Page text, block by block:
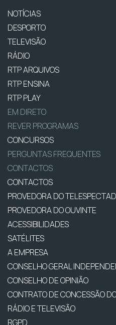
NOTÍCIAS
DESPORTO
TELEVISÃO
RÁDIO
RTP ARQUIVOS
RTP ENSINA
RTP PLAY
EM DIRETO
REVER PROGRAMAS
CONCURSOS
PERGUNTAS FREQUENTES
CONTACTOS
CONTACTOS
PROVEDORA DO
PROVEDORA DO OUVINTE
ACESSIBILIDADES
SATÉLITES
A EMPRESA
CONSELHO GERAL
CONSELHO DE OPINIÃO
CONTRATO DE CONCESSÃO
RÁDIO E TELEVISÃO
RGPD